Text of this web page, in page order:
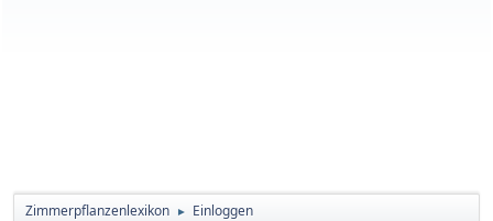
Zimmerpflanzenlexikon ► Einloggen